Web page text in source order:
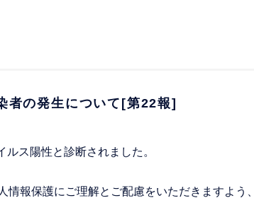
者の発生について[第22報]
ス陽性と診断されました。
報保護にご理解とご配慮をいただきますよう